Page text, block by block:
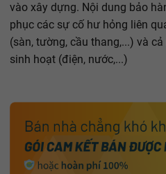
vào xây dựng. Nội dung bảo
phục các sự cố hư hỏng liên
(sàn, tường, cầu thang,...) và
sinh hoạt (điện, nước,...)